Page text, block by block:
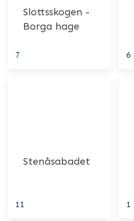
Slottsskogen -
Borga hage
7 6
Stenåsabadet
11 1